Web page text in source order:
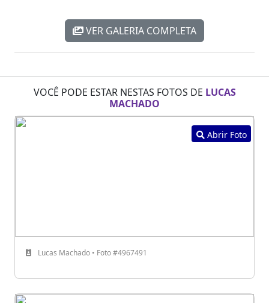
VER GALERIA COMPLETA
VOCÊ PODE ESTAR NESTAS FOTOS DE LUCAS
MACHADO
Abrir Foto
Lucas Machado • Foto #4967491